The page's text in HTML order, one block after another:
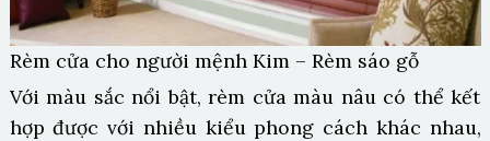
Rèm cửa cho người mệnh Kim – Rèm sáo gỗ
Với màu sắc nổi bật, rèm cửa màu nâu có thể kết
hợp được với nhiều kiểu phong cách khác nhau,